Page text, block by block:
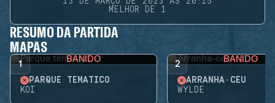
MELHOR DE 1
RESUMO DA PARTIDA
MAPAS
1 BANIDO
PARQUE TEMÁTICO
KOI
2 BANIDO
ARRANHA-CÉU
WYLDE